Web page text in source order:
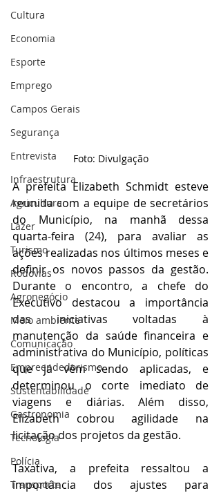
Cultura
Economia
Esporte
Emprego
Campos Gerais
Segurança
Entrevista
Infraestrutura
Agricultura
Lazer
Turismo
Rodovias
Agronegócio
Meio ambiente
Comunicação
Empreendedorismo
Sustentabilidade
Gastronomia
Tecnologia
Polícia
Transporte
Foto: Divulgação
A prefeita Elizabeth Schmidt esteve
reunida com a equipe de secretários
do Município, na manhã dessa
quarta-feira (24), para avaliar as
ações realizadas nos últimos meses e
definir os novos passos da gestão.
Durante o encontro, a chefe do
Executivo destacou a importância
das iniciativas voltadas à
manutenção da saúde financeira e
administrativa do Município, políticas
que já vêm sendo aplicadas, e
determinou o corte imediato de
viagens e diárias. Além disso,
Elizabeth cobrou agilidade na
licitação dos projetos da gestão.
Taxativa, a prefeita ressaltou a
importância dos ajustes para